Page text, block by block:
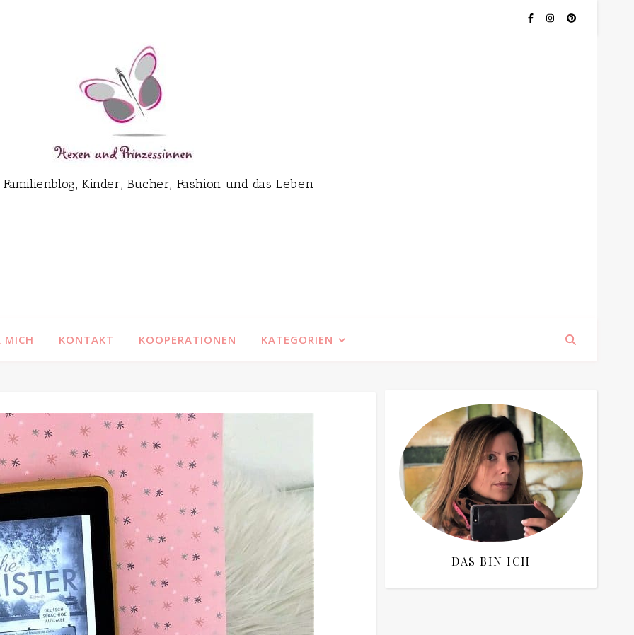
Familienblog, Kinder, Bücher, Fashion und das Leben
MICH KONTAKT KOOPERATIONEN KATEGORIEN
DAS BIN ICH